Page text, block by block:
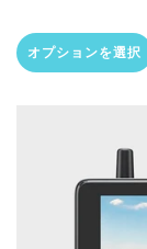
オプションを選択